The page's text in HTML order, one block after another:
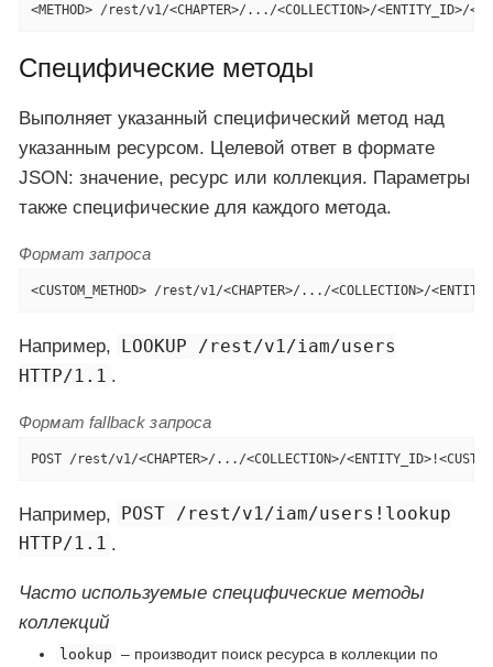
<METHOD> /rest/v1/<CHAPTER>/.../<COLLECTION>/<ENTITY_ID>/
Специфические методы
Выполняет указанный специфический метод над
указанным ресурсом. Целевой ответ в формате
JSON: значение, ресурс или коллекция. Параметры
также специфические для каждого метода.
Формат запроса
<CUSTOM_METHOD> /rest/v1/<CHAPTER>/.../<COLLECTION>/
Например, LOOKUP /rest/v1/iam/users
HTTP/1.1 .
Формат fallback запроса
POST /rest/v1/<CHAPTER>/.../<COLLECTION>/
Например,
POST /rest/v1/iam/users!lookup
HTTP/1.1 .
Часто используемые специфические методы
коллекций
lookup – производит поиск ресурса в коллекции по